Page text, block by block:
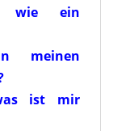
wie ein
meinen
ist mir